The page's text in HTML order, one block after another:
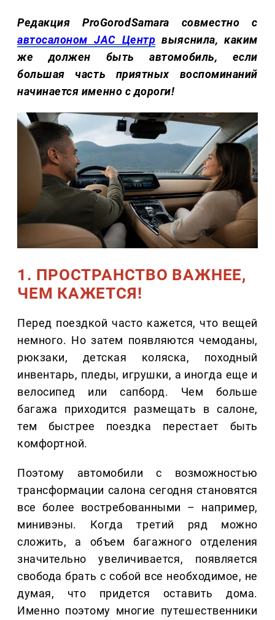
Редакция ProGorodSamara совместно с
автосалоном JAC Центр выяснила, каким
же должен быть автомобиль, если
большая часть приятных воспоминаний
начинается именно с дороги!
1. ПРОСТРАНСТВО ВАЖНЕЕ,
ЧЕМ КАЖЕТСЯ!
Перед поездкой часто кажется, что вещей
немного. Но затем появляются чемоданы,
рюкзаки, детская коляска, походный
инвентарь, пледы, игрушки, а иногда еще и
велосипед или сапборд. Чем больше
багажа приходится размещать в салоне,
тем быстрее поездка перестает быть
комфортной.
Поэтому автомобили с возможностью
трансформации салона сегодня становятся
все более востребованными – например,
минивэны. Когда третий ряд можно
сложить, а объем багажного отделения
значительно увеличивается, появляется
свобода брать с собой все необходимое, не
думая, что придется оставить дома.
Именно поэтому многие путешественники